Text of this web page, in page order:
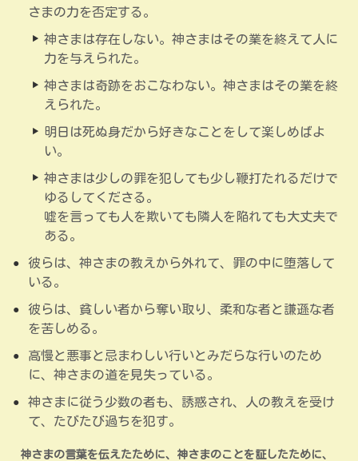
さまの力を否定する。
神さまは存在しない。神さまはその業を終えて人に
力を与えられた。
神さまは奇跡をおこなわない。神さまはその業を終
えられた。
明日は死ぬ身だから好きなことをして楽しめばよ
い。
神さまは少しの罪を犯しても少し鞭打たれるだけで
ゆるしてくださる。
嘘を言っても人を欺いても隣人を陥れても大丈夫で
ある。
彼らは、神さまの教えから外れて、罪の中に堕落して
いる。
彼らは、貧しい者から奪い取り、柔和な者と謙遜な者
を苦しめる。
高慢と悪事と忌まわしい行いとみだらな行いのため
に、神さまの道を見失っている。
神さまに従う少数の者も、誘惑され、人の教えを受け
て、たびたび過ちを犯す。
神さまの言葉を伝えたために、神さまのことを証したために、